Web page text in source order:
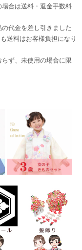
合は送料・返金手数料
代金を差し引きました
送料はお客様負担になり
ず、未使用の場合に限